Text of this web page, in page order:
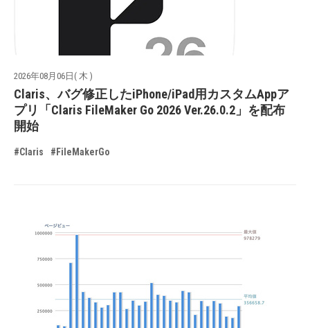
2026年08月06日( 木 )
Claris、バグ修正したiPhone/iPad用カスタムAppア
プリ「Claris FileMaker Go 2026 Ver.26.0.2」を配布
開始
#Claris #FileMakerGo